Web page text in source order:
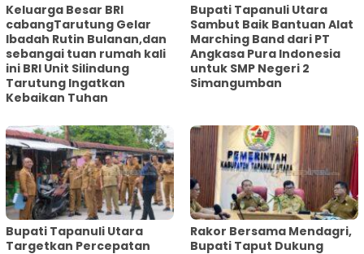
Keluarga Besar BRI
cabangTarutung Gelar
Ibadah Rutin Bulanan,dan
sebangai tuan rumah kali
ini BRI Unit Silindung
Tarutung Ingatkan
Kebaikan Tuhan
Bupati Tapanuli Utara
Sambut Baik Bantuan Alat
Marching Band dari PT
Angkasa Pura Indonesia
untuk SMP Negeri 2
Simangumban
‎Bupati Tapanuli Utara
Targetkan Percepatan
Rakor Bersama Mendagri,
Bupati Taput Dukung